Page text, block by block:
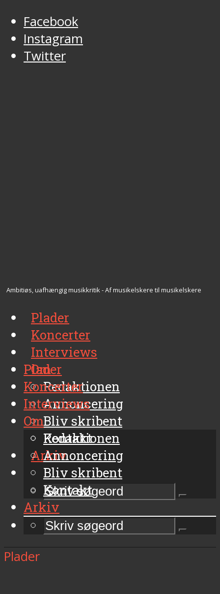
Facebook
Instagram
Twitter
Ambitiøs, uafhængig musikkritik - Af musikelskere til musikelskere
Plader
Koncerter
Interviews
Om
Redaktionen
Annoncering
Bliv skribent
Kontakt
Arkiv
Plader
Koncerter
Interviews
Om
Redaktionen
Annoncering
Bliv skribent
Kontakt
Arkiv
Plader